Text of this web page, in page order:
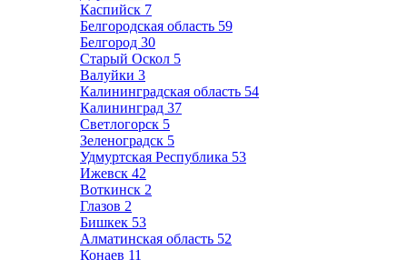
Каспийск 7
Белгородская область 59
Белгород 30
Старый Оскол 5
Валуйки 3
Калининградская область 54
Калининград 37
Светлогорск 5
Зеленоградск 5
Удмуртская Республика 53
Ижевск 42
Воткинск 2
Глазов 2
Бишкек 53
Алматинская область 52
Конаев 11